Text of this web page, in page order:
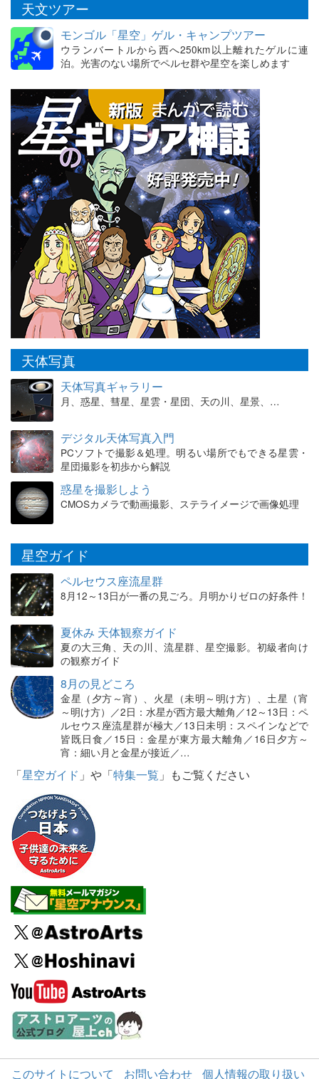
天文ツアー
モンゴル「星空」ゲル・キャンプツアー
ウランバートルから西へ250km以上離れたゲルに連
泊。光害のない場所でペルセ群や星空を楽しめます
天体写真
天体写真ギャラリー
月、惑星、彗星、星雲・星団、天の川、星景、…
デジタル天体写真入門
PCソフトで撮影＆処理。明るい場所でもできる星雲・
星団撮影を初歩から解説
惑星を撮影しよう
CMOSカメラで動画撮影、ステライメージで画像処理
星空ガイド
ペルセウス座流星群
8月12～13日が一番の見ごろ。月明かりゼロの好条件！
夏休み 天体観察ガイド
夏の大三角、天の川、流星群、星空撮影。初級者向け
の観察ガイド
8月の見どころ
金星（夕方～宵）、火星（未明～明け方）、土星（宵
～明け方）／2日：水星が西方最大離角／12～13日：ペ
ルセウス座流星群が極大／13日未明：スペインなどで
皆既日食／15日：金星が東方最大離角／16日夕方～
宵：細い月と金星が接近／…
「星空ガイド 」や「特集一覧 」もご覧ください
このサイトについて お問い合わせ 個人情報の取り扱い